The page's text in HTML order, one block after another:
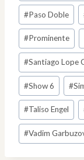
#Paso Doble
#Prominente
#Santiago Lope
#Show 6 #
#Taliso Engel
#Vadim